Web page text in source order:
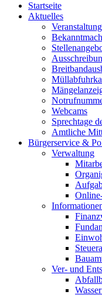
Startseite
Aktuelles
Webcams
Sprechtage
Amtliche
Bürgerservice &
Verwaltung
Ver- und